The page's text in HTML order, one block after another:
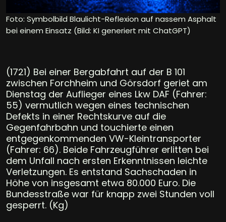
Foto: Symbolbild Blaulicht-Reflexion auf nassem Asphalt
bei einem Einsatz (Bild: KI generiert mit ChatGPT)
(1721) Bei einer Bergabfahrt auf der B 101
zwischen Forchheim und Görsdorf geriet am
Dienstag der Auflieger eines Lkw DAF (Fahrer:
55) vermutlich wegen eines technischen
Defekts in einer Rechtskurve auf die
Gegenfahrbahn und touchierte einen
entgegenkommenden VW-Kleintransporter
(Fahrer: 66). Beide Fahrzeugführer erlitten bei
dem Unfall nach ersten Erkenntnissen leichte
Verletzungen. Es entstand Sachschaden in
Höhe von insgesamt etwa 80.000 Euro. Die
Bundesstraße war für knapp zwei Stunden voll
gesperrt. (Kg)